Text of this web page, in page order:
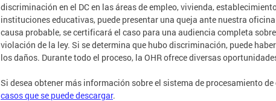
discriminación en el DC en las áreas de empleo, vivienda,
instituciones educativas, puede presentar una queja ante nuestra
causa probable, se certificará el caso para una audiencia completa
violación de la ley. Si se determina que hubo discriminación, puede
los daños. Durante todo el proceso, la OHR ofrece diversas
Si desea obtener más información sobre el sistema de procesamiento de
casos que se puede descargar.